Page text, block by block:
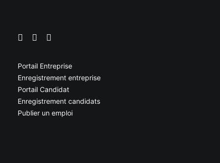
Portail Entreprise
Enregistrement entreprise
Portail Candidat
Enregistrement candidats
Publier un emploi